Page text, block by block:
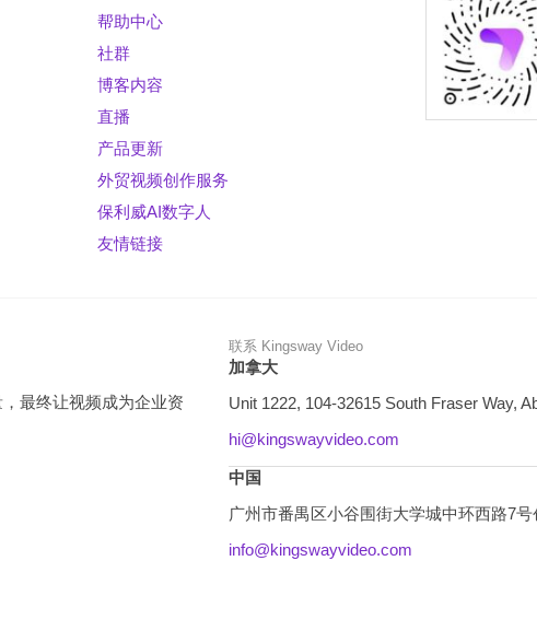
帮助中心
社群
博客内容
直播
产品更新
外贸视频创作服务
保利威AI数字人
友情链接
最终让视频成为企业资
联系 Kingsway Video
加拿大
Unit 1222, 104-32615 South Fraser Way,
hi@kingswayvideo.com
中国
广州市番禺区小谷围街大学城中环西路7号
info@kingswayvideo.com